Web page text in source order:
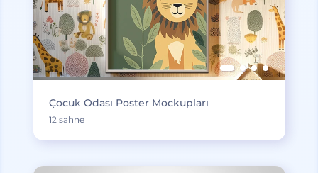
Çocuk Odası Poster Mockupları
12 sahne